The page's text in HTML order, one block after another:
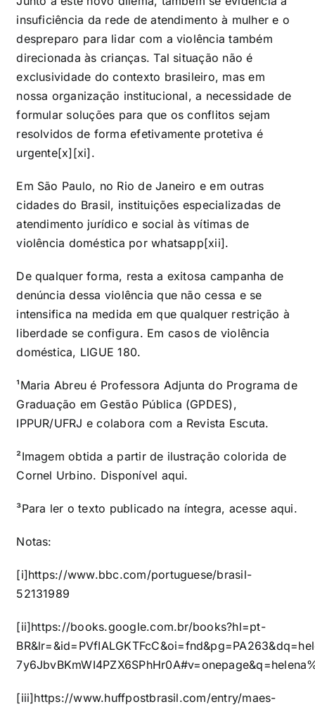
insuficiência da rede de atendimento à mulher e o
despreparo para lidar com a violência também
direcionada às crianças. Tal situação não é
exclusividade do contexto brasileiro, mas em
nossa organização institucional, a necessidade de
formular soluções para que os conflitos sejam
resolvidos de forma efetivamente protetiva é
urgente[x] [xi] .
Em São Paulo, no Rio de Janeiro e em outras
cidades do Brasil, instituições especializadas de
atendimento jurídico e social às vítimas de
violência doméstica por whatsapp[xii].
De qualquer forma, resta a exitosa campanha de
denúncia dessa violência que não cessa e se
intensifica na medida em que qualquer restrição à
liberdade se configura. Em casos de violência
doméstica, LIGUE 180.
¹Maria Abreu é Professora Adjunta do Programa de
Graduação em Gestão Pública (GPDES),
IPPUR/UFRJ e colabora com a Revista Escuta.
²Imagem obtida a partir de ilustração colorida de
Cornel Urbino. Disponível aqui.
³Para ler o texto publicado na íntegra, acesse aqui.
Notas:
[i]https://www.bbc.com/portuguese/brasil-
52131989
[ii]https://books.google.com.br/books?hl=pt-
[iii]https://www.huffpostbrasil.com/entry/maes-